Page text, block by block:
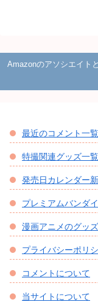
Amazonのアソシエイト
最近のコメント一覧
特撮関連グッズ一
発売日カレンダー
プレミアムバンダ
漫画アニメのグッ
プライバシーポリ
コメントについて
当サイトについて